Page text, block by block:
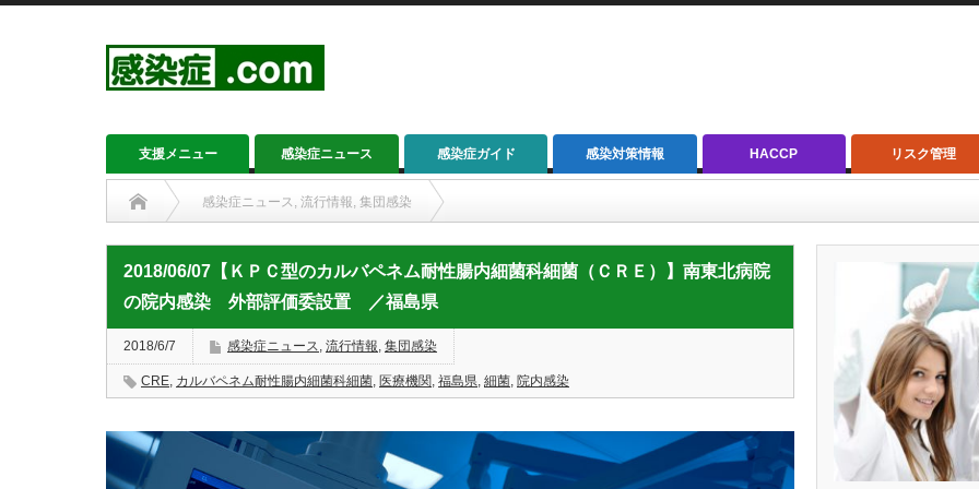
支援メニュー 感染症ニュース 感染症ガイド 感染対策情報 HACCP リスク管理
感染症ニュース, 流行情報, 集団感染
2018/06/07【ＫＰＣ型のカルバペネム耐性腸内細菌科細菌（ＣＲＥ）】南東北病院の院内感染 外部評価委設置 ／福島県
2018/06/07【ＫＰＣ型のカルバペネム耐性腸内細菌科細菌（ＣＲＥ）】南東北病院
の院内感染 外部評価委設置 ／福島県
2018/6/7 感染症ニュース, 流行情報, 集団感染
CRE, カルバペネム耐性腸内細菌科細菌, 医療機関, 福島県, 細菌, 院内感染